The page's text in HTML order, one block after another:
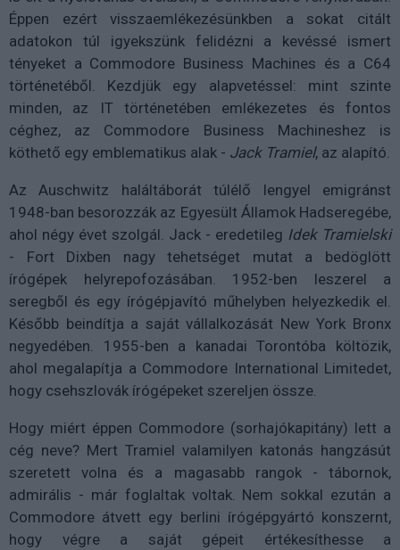
Éppen ezért visszaemlékezésünkben a sokat citált
adatokon túl igyekszünk felidézni a kevéssé ismert
tényeket a Commodore Business Machines és a C64
történetéből. Kezdjük egy alapvetéssel: mint szinte
minden, az IT történetében emlékezetes és fontos
céghez, az Commodore Business Machineshez is
köthető egy emblematikus alak - Jack Tramiel, az alapító.
Az Auschwitz haláltáborát túlélő lengyel emigránst
1948-ban besorozzák az Egyesült Államok Hadseregébe,
ahol négy évet szolgál. Jack - eredetileg Idek Tramielski
- Fort Dixben nagy tehetséget mutat a bedöglött
írógépek helyrepofozásában. 1952-ben leszerel a
seregből és egy írógépjavító műhelyben helyezkedik el.
Később beindítja a saját vállalkozását New York Bronx
negyedében. 1955-ben a kanadai Torontóba költözik,
ahol megalapítja a Commodore International Limitedet,
hogy csehszlovák írógépeket szereljen össze.
Hogy miért éppen Commodore (sorhajókapitány) lett a
cég neve? Mert Tramiel valamilyen katonás hangzásút
szeretett volna és a magasabb rangok - tábornok,
admirális - már foglaltak voltak. Nem sokkal ezután a
Commodore átvett egy berlini írógépgyártó konszernt,
hogy végre a saját gépeit értékesíthesse a